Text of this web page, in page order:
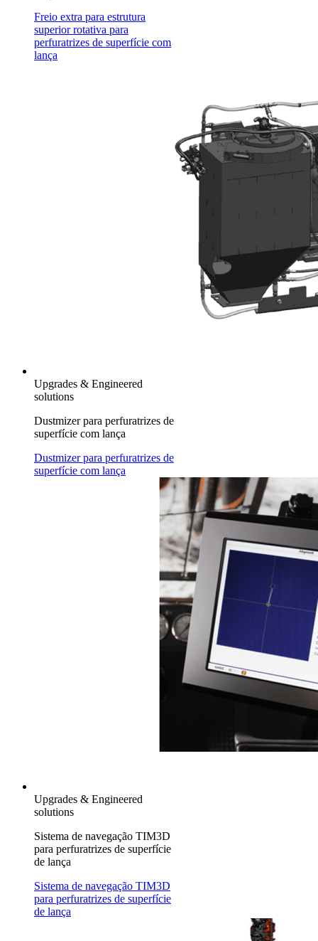
Freio extra para estrutura
superior rotativa para
perfuratrizes de superfície com
lança
Upgrades & Engineered
solutions
Dustmizer para perfuratrizes de
superfície com lança
Dustmizer para perfuratrizes de
superfície com lança
Upgrades & Engineered
solutions
Sistema de navegação TIM3D
para perfuratrizes de superfície
de lança
Sistema de navegação TIM3D
para perfuratrizes de superfície
de lança